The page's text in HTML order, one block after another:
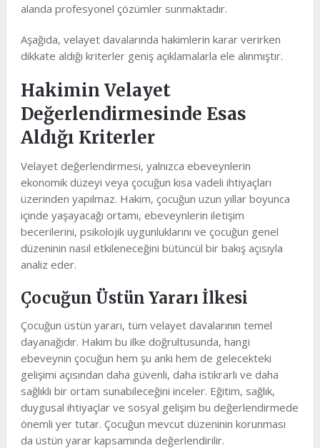
alanda profesyonel çözümler sunmaktadır.
Aşağıda, velayet davalarında hakimlerin karar verirken
dikkate aldığı kriterler geniş açıklamalarla ele alınmıştır.
Hakimin Velayet
Değerlendirmesinde Esas
Aldığı Kriterler
Velayet değerlendirmesi, yalnızca ebeveynlerin
ekonomik düzeyi veya çocuğun kısa vadeli ihtiyaçları
üzerinden yapılmaz. Hakim, çocuğun uzun yıllar boyunca
içinde yaşayacağı ortamı, ebeveynlerin iletişim
becerilerini, psikolojik uygunluklarını ve çocuğun genel
düzeninin nasıl etkileneceğini bütüncül bir bakış açısıyla
analiz eder.
Çocuğun Üstün Yararı İlkesi
Çocuğun üstün yararı, tüm velayet davalarının temel
dayanağıdır. Hakim bu ilke doğrultusunda, hangi
ebeveynin çocuğun hem şu anki hem de gelecekteki
gelişimi açısından daha güvenli, daha istikrarlı ve daha
sağlıklı bir ortam sunabileceğini inceler. Eğitim, sağlık,
duygusal ihtiyaçlar ve sosyal gelişim bu değerlendirmede
önemli yer tutar. Çocuğun mevcut düzeninin korunması
da üstün yarar kapsamında değerlendirilir.